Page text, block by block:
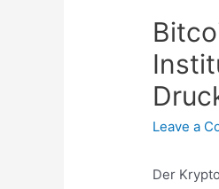
Leave a
Der